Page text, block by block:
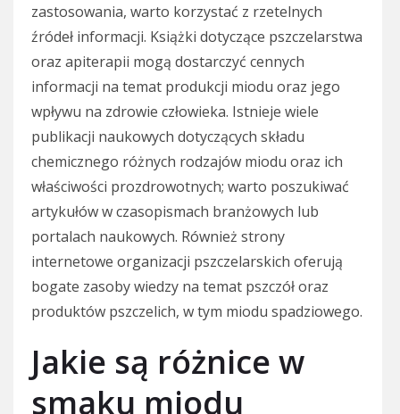
zastosowania, warto korzystać z rzetelnych
źródeł informacji. Książki dotyczące pszczelarstwa
oraz apiterapii mogą dostarczyć cennych
informacji na temat produkcji miodu oraz jego
wpływu na zdrowie człowieka. Istnieje wiele
publikacji naukowych dotyczących składu
chemicznego różnych rodzajów miodu oraz ich
właściwości prozdrowotnych; warto poszukiwać
artykułów w czasopismach branżowych lub
portalach naukowych. Również strony
internetowe organizacji pszczelarskich oferują
bogate zasoby wiedzy na temat pszczół oraz
produktów pszczelich, w tym miodu spadziowego.
Jakie są różnice w
smaku miodu